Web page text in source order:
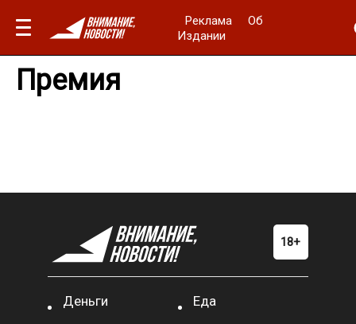
Реклама
Об
Издании
Премия
Деньги Еда